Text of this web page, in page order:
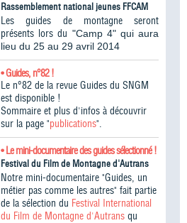
Rassemblement national jeunes FFCAM
Les guides de montagne seront
présents lors du "Camp 4" qui aura
lieu du 25 au 29 avril 2014
• Guides, n°82 !
Le n°82 de la revue Guides du SNGM
est disponible !
Sommaire et plus d'infos à découvrir
sur la page "publications".
• Le mini-documentaire des guides sélectionné !
Festival du Film de Montagne d'Autrans
Notre mini-documentaire "Guides, un
métier pas comme les autres" fait partie
de la sélection du Festival International
du Film de Montagne d'Autrans qu